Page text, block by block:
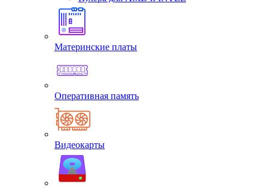
Материнские платы
Оперативная память
Видеокарты